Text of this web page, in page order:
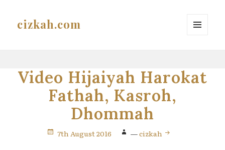
cizkah.com
Video Hijaiyah Harokat
Fathah, Kasroh,
Dhommah
7th August 2016 —cizkah